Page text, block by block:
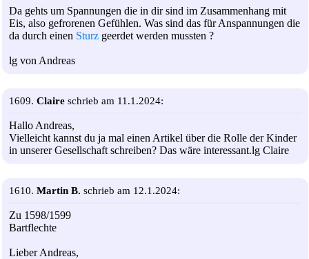
Da gehts um Spannungen die in dir sind im Zusammenhang mit
Eis, also gefrorenen Gefühlen. Was sind das für Anspannungen die
da durch einen Sturz geerdet werden mussten ?
lg von Andreas
1609. Claire schrieb am 11.1.2024:
Hallo Andreas,
Vielleicht kannst du ja mal einen Artikel über die Rolle der Kinder
in unserer Gesellschaft schreiben? Das wäre interessant.lg Claire
1610. Martin B. schrieb am 12.1.2024:
Zu 1598/1599
Bartflechte
Lieber Andreas,